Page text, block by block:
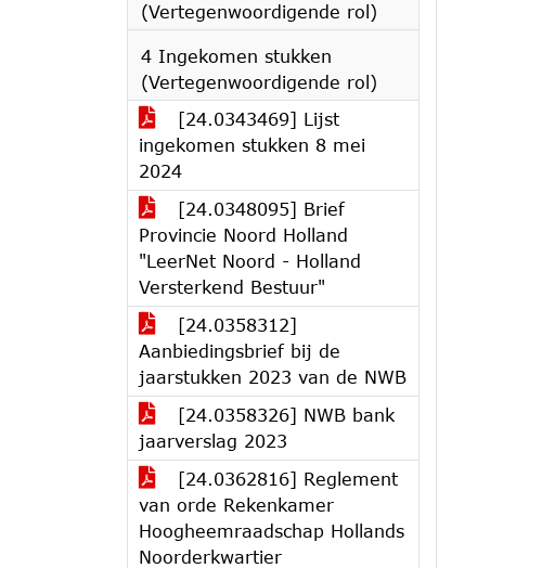
(Vertegenwoordigende rol)
4 Ingekomen stukken
(Vertegenwoordigende rol)
[24.0343469] Lijst
ingekomen stukken 8 mei
2024
[24.0348095] Brief
Provincie Noord Holland
"LeerNet Noord - Holland
Versterkend Bestuur"
[24.0358312]
Aanbiedingsbrief bij de
jaarstukken 2023 van de NWB
[24.0358326] NWB bank
jaarverslag 2023
[24.0362816] Reglement
van orde Rekenkamer
Hoogheemraadschap Hollands
Noorderkwartier